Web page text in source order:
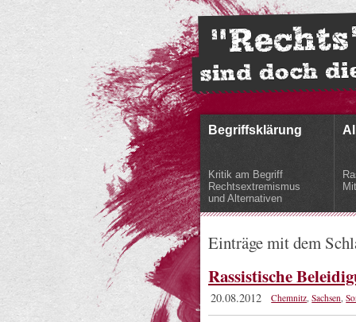
Begriffsklärung
Kritik am Begriff
Rechtsextremismus
und Alternativen
Einträge mit dem
Rassistische
20.08.2012 Chemnitz ,Sachsen ,